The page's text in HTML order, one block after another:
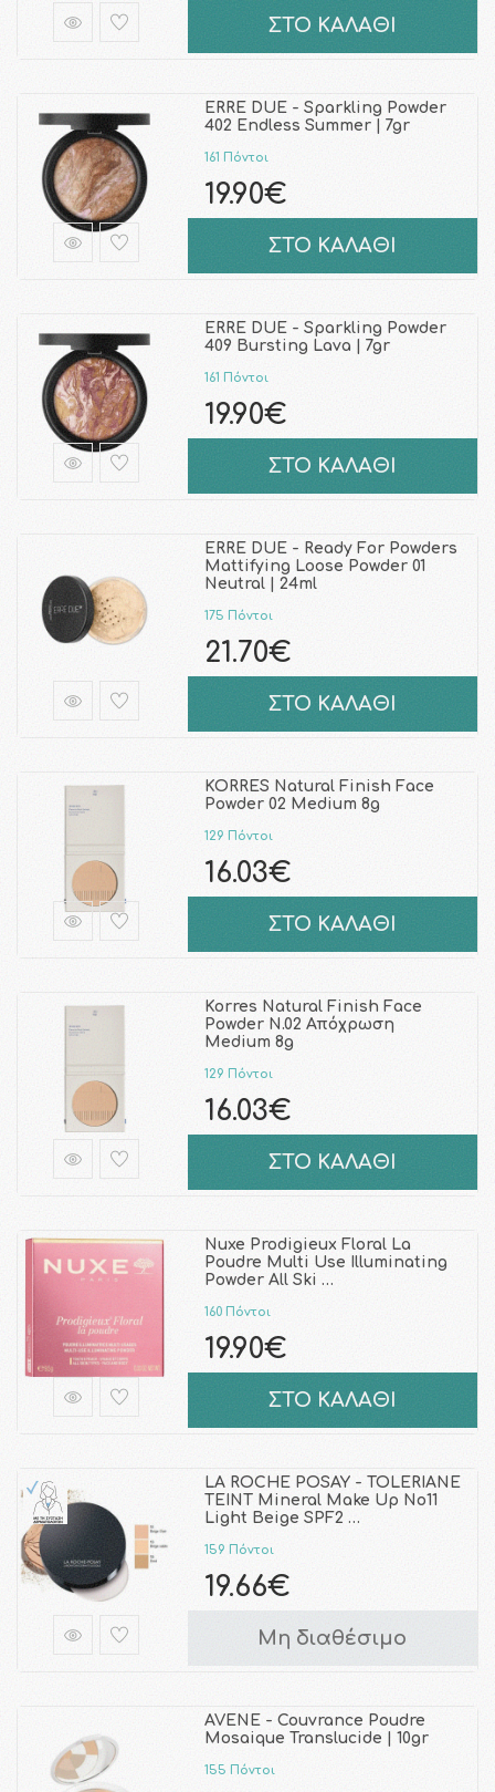
ΣΤΟ ΚΑΛΑΘΙ
ERRE DUE - Sparkling Powder
402 Endless Summer | 7gr
161 Πόντοι
19.90€
ΣΤΟ ΚΑΛΑΘΙ
ERRE DUE - Sparkling Powder
409 Bursting Lava | 7gr
161 Πόντοι
19.90€
ΣΤΟ ΚΑΛΑΘΙ
ERRE DUE - Ready For Powders
Mattifying Loose Powder 01
Neutral | 24ml
175 Πόντοι
21.70€
ΣΤΟ ΚΑΛΑΘΙ
KORRES Natural Finish Face
Powder 02 Medium 8g
129 Πόντοι
16.03€
ΣΤΟ ΚΑΛΑΘΙ
Korres Natural Finish Face
Powder N.02 Απόχρωση
Medium 8g
129 Πόντοι
16.03€
ΣΤΟ ΚΑΛΑΘΙ
Nuxe Prodigieux Floral La
Poudre Multi Use Illuminating
Powder All Ski …
160 Πόντοι
19.90€
ΣΤΟ ΚΑΛΑΘΙ
LA ROCHE POSAY - TOLERIANE
TEINT Mineral Make Up No11
Light Beige SPF2 …
159 Πόντοι
19.66€
Μη διαθέσιμο
AVENE - Couvrance Poudre
Mosaique Translucide | 10gr
155 Πόντοι